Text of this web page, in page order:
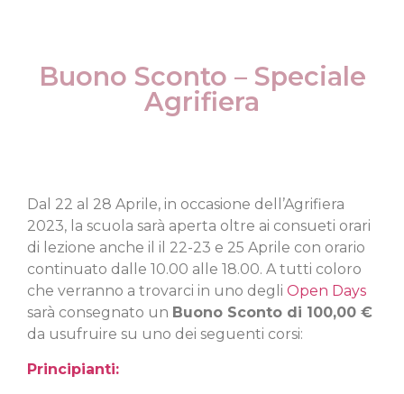
Buono Sconto – Speciale
Agrifiera
Dal 22 al 28 Aprile, in occasione dell’Agrifiera
2023, la scuola sarà aperta oltre ai consueti orari
di lezione anche il il 22-23 e 25 Aprile con orario
continuato dalle 10.00 alle 18.00. A tutti coloro
che verranno a trovarci in uno degli Open Days
sarà consegnato un Buono Sconto di 100,00 €
da usufruire su uno dei seguenti corsi:
Principianti: